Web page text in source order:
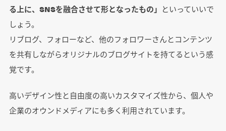
る上に、SNSを融合させて形となったもの」 といっていいで
しょう。
リブログ、フォローなど、他のフォロワーさんとコンテンツ
を共有しながらオリジナルのブログサイトを持てるという感
覚です。
高いデザイン性と自由度の高いカスタマイズ性から、個人や
企業のオウンドメディアにも多く利用されています。